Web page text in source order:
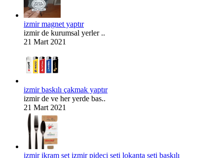
izmir magnet yaptır
izmir de kurumsal yerler ..
21 Mart 2021
izmir baskılı çakmak yaptır
izmir de ve her yerde bas..
21 Mart 2021
izmir ikram set izmir pideci seti lokanta seti baskılı